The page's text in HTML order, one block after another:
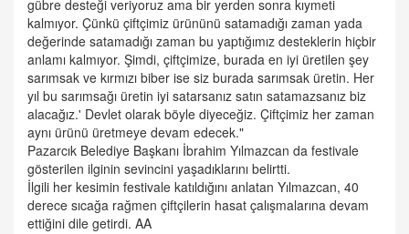
gübre desteği veriyoruz ama bir yerden sonra kıymeti
kalmıyor. Çünkü çiftçimiz ürününü satamadığı zaman yada
değerinde satamadığı zaman bu yaptığımız desteklerin hiçbir
anlamı kalmıyor. Şimdi, çiftçimize, burada en iyi üretilen şey
sarımsak ve kırmızı biber ise siz burada sarımsak üretin. Her
yıl bu sarımsağı üretin iyi satarsanız satın satamazsanız biz
alacağız.' Devlet olarak böyle diyeceğiz. Çiftçimiz her zaman
aynı ürünü üretmeye devam edecek."
Pazarcık Belediye Başkanı İbrahim Yılmazcan da festivale
gösterilen ilginin sevincini yaşadıklarını belirtti.
İlgili her kesimin festivale katıldığını anlatan Yılmazcan, 40
derece sıcağa rağmen çiftçilerin hasat çalışmalarına devam
ettiğini dile getirdi. AA